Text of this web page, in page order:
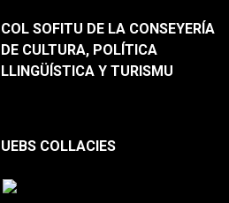
COL SOFITU DE LA CONSEYERÍA
DE CULTURA, POLÍTICA
LLINGÜÍSTICA Y TURISMU
UEBS COLLACIES